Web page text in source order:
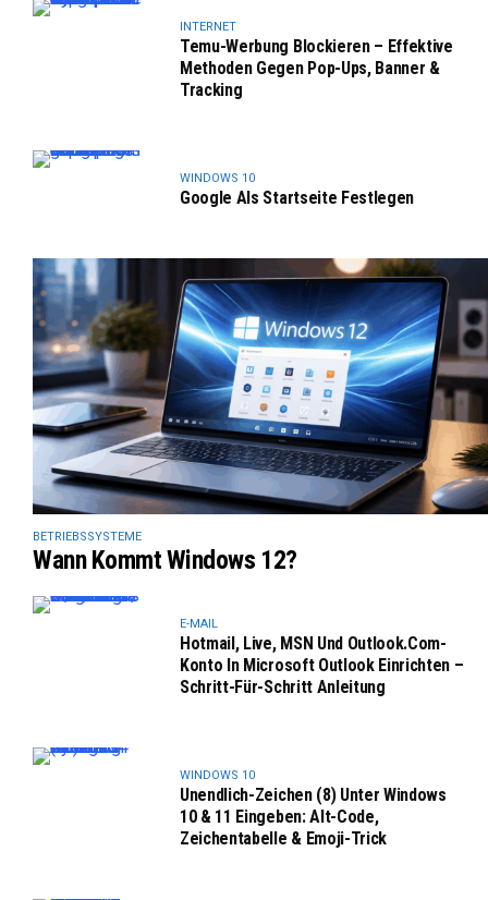
INTERNET
Temu-Werbung Blockieren – Effektive
Methoden Gegen Pop-Ups, Banner &
Tracking
WINDOWS 10
Google Als Startseite Festlegen
BETRIEBSSYSTEME
Wann Kommt Windows 12?
E-MAIL
Hotmail, Live, MSN Und Outlook.com-
Konto In Microsoft Outlook Einrichten –
Schritt-Für-Schritt Anleitung
WINDOWS 10
Unendlich-Zeichen (8) Unter Windows
10 & 11 Eingeben: Alt-Code,
Zeichentabelle & Emoji-Trick